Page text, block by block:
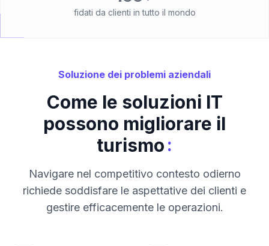
fidati da clienti in tutto il mondo
Soluzione dei problemi aziendali
Come le soluzioni IT
possono migliorare il
turismo:
Navigare nel competitivo contesto odierno
richiede soddisfare le aspettative dei clienti e
gestire efficacemente le operazioni.